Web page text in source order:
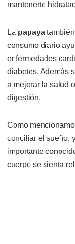
mantenerte
La papaya
consumo diario
enfermedades
diabetes. Además
a mejorar la salud
digestión.
Como
conciliar el sueño,
importante
cuerpo se sienta